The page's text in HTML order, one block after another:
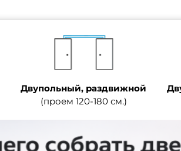
Двупольный, раздвижной
(проем 120-180 см.)